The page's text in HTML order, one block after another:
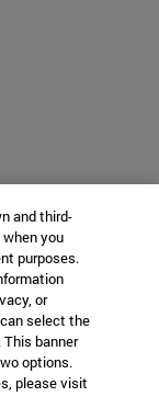
and third-
you
purposes.
or
select the
banner
options.
please visit